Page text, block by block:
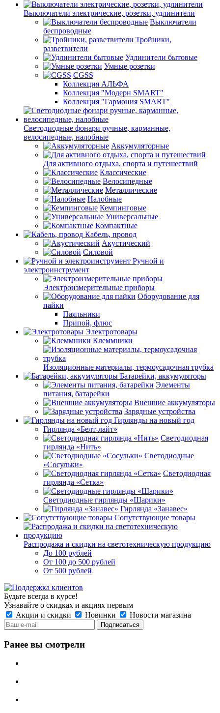
Выключатели электрические, розетки, удлинители
Выключатели
беспроводные
Тройники,
разветвители
Удлинители бытовые
Умные розетки
CGSS
Коллекция АЛЬФА
Коллекция "Модерн SMART"
Коллекция "Гармония SMART"
Светодиодные фонари ручные, карманные,
велосипедные, налобные
Аккумуляторные
Для активного отдыха, спорта и путешествий
Классические
Велосипедные
Металлические
Налобные
Кемпинговые
Универсальные
Компактные
Кабель, провод
Акустический
Силовой
Ручной и
электроинструмент
Электроизмерительные приборы
Оборудование для
пайки
Паяльники
Припой, флюс
Электротовары
Клеммники
Изоляционные материалы, термоусадочная трубка
Батарейки, аккумуляторы
Элементы
питания, батарейки
Внешние аккумуляторы
Зарядные устройства
Гирлянды на новый год
Гирлянда «Белт-лайт»
Светодиодная
гирлянда «Нить»
Светодиодные
«Сосульки»
Светодиодная
гирлянда «Сетка»
Светодиодные гирлянды «Шарики»
Гирлянда «Занавес»
Сопутствующие товары
Распродажа и скидки на светотехническую продукцию
До 100 рублей
От 100 до 500 рублей
От 500 рублей
Будьте всегда в курсе!
Узнавайте о скидках и акциях первым
Акции и скидки
Новинки Новости магазина
Ранее вы смотрели